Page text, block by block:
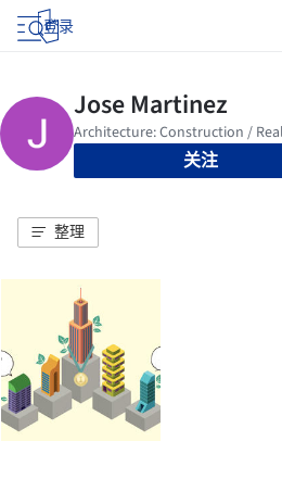
登录
关注
整理